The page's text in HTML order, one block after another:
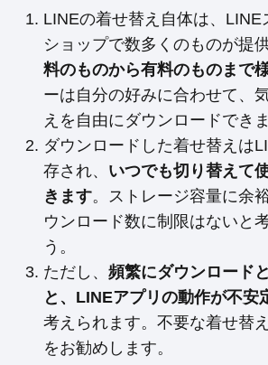
LINEの着せ替え自体は、LINE
ショップで数多くのものが提
料のものから有料のものまで
ーは自分の好みに合わせて、
えを自由にダウンロードできま
ダウンロードした着せ替えは
存され、 いつでも切り替えて
きます。ストレージ容量に余
ウンロード数に制限はないと
う。
ただし、 頻繁にダウンロード
と、LINEアプリの動作が不安
考えられます。不要な着せ替
をお勧めします。